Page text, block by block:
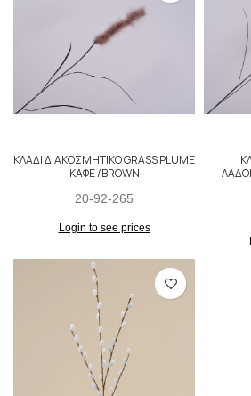
ΚΛΑΔΙ ΔΙΑΚΟΣΜΗΤΙΚΟ GRASS PLUME
ΚΑΦΕ /BROWN
20-92-265
Login to see prices